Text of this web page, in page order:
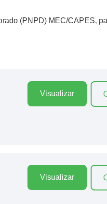
(PNPD) MEC/CAPES,
Visualizar
Visualizar